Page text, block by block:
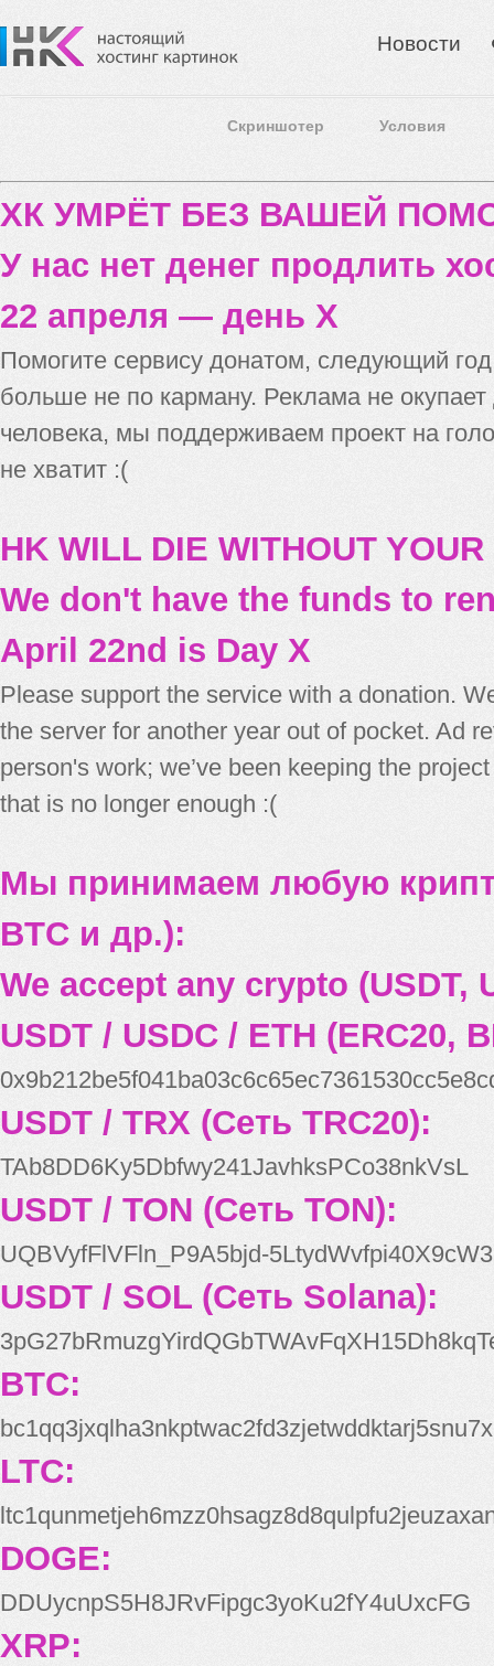
Новости
Скриншотер Условия
ХК УМРЁТ БЕЗ ВАШЕЙ
У нас нет денег продлить
22 апреля — день X
Помогите сервису донатом, следующий
больше не по карману. Реклама не
человека, мы поддерживаем проект на
не хватит :(
HK WILL DIE WITHOUT
We don't have the funds to
April 22nd is Day X
Please support the service with a donation.
the server for another year out of pocket. Ad
person's work; we’ve been keeping the
that is no longer enough :(
Мы принимаем любую
BTC и др.):
We accept any crypto (USDT,
USDT / USDC / ETH (ERC20,
USDT / TRX (Сеть TRC20):
TAb8DD6Ky5Dbfwy241JavhksPCo38nkVsL
USDT / TON (Сеть TON):
UQBVyfFlVFln_P9A5bjd-
USDT / SOL (Сеть Solana):
BTC:
bc1qq3jxqlha3nkptwac2fd3zjetwddktarj5snu7x
LTC:
DOGE:
DDUycnpS5H8JRvFipgc3yoKu2fY4uUxcFG
XRP: